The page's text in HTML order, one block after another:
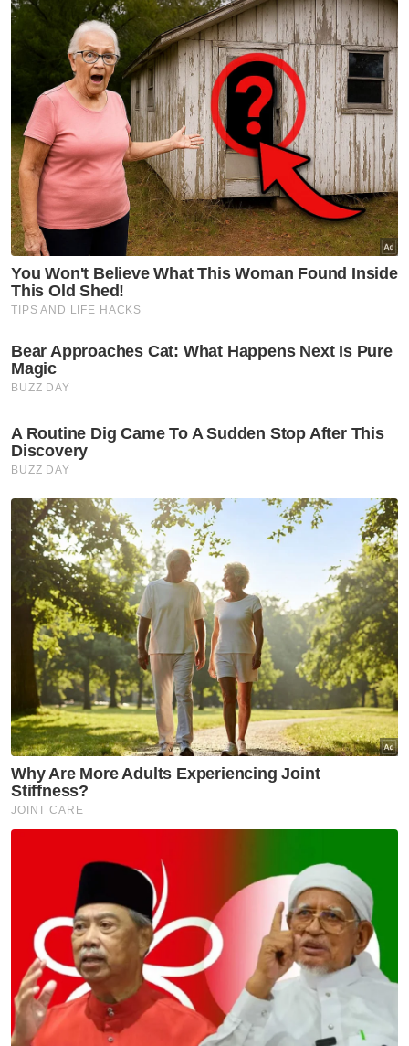
meledak jaringan dan menyaksikan
kedudukan kekal hingga ke wisel penamat.
JDT dibarisi pemain Ahmad Syihan Hazmi,
Antonio Glauder, Jonathan Silva, Oscar
Arribas, Raul Parra, Eddy Israfilov (kapten),
Afiq Fazail (Shane Lowry) Natxo Insa (Teto
Martin), Nacho Mendez (Manjel Hidalgo)
Jairo Da Silva dan Bergson Da Silva (Celso)
Shanghai Port FC pula diwakili Chen Wei,
Wang Shenchao (kapten), Zhang Linpen,
Mateus Vital, (Yang ShiYuan), Wei Zhen, Li
Shenglong (Lyu Wenjun), Melendo Oscar,
Souza dan Li Shuai.
Ringkasan AI
SKUAD JDT gagal meraih mata berharga
Port FC dalam Liga Juara-Juara AFC
JDT aktif memulakan serangan, namun
percubaan daripada Bergson Da Silva dan
Jairo Da Silva gagal membuahkan gol
Percubaan Nacho Mendez dan Antonio
Glauder juga tidak berhasil menjaringkan
gol bagi JDT
Penjaga gol Shanghai Port, Chen Wei
berjaya menyelamatkan pelbagai
percubaan jaringan daripada pemain JDT
Kedudukan kekal seri tanpa jaringan
hingga wisel penamat walaupun JDT terus
menyerang di babak kedua
Muat turun aplikasi Sinar Harian. Klik di sini!
ACLE 2025
JDT